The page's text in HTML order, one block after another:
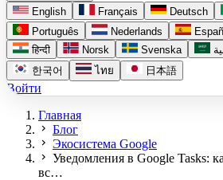
English Français Deutsch
Português
Nederlands
हिन्दी Norsk Svenska
한국어
ไทย 日本語
Войти
Главная
chevron_right Блог
chevron_right Экосистема Google
chevron_right Уведомления в Google Tasks:
вс…